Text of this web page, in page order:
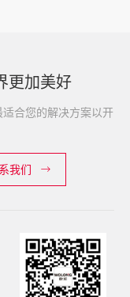
更加美好
合您的解决方案以开
我们